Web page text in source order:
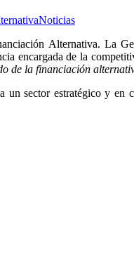
Noticias
Alternativa. La
encargada de la
de la financiación
sector estratégico y